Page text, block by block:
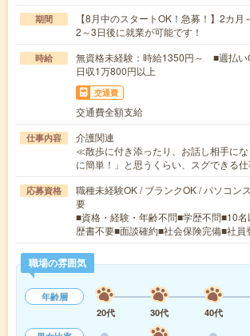
期間
【8月中のスタートOK！急募！】2カ
2～3日後に就業が可能です！
時給
無資格未経験：時給1350円～ ■週払
日収1万800円以上
交通費
交通費全額支給
仕事内容
介護関連
≪散歩に付き添ったり、お話し相手に
に簡単！」と思うくらい、スグできる
応募資格
職種未経験OK / ブランクOK / パソコン
要
■資格・経験・年齢不問■学歴不問■10
歴書不要■面談確約■社会保険完備■社
職場の雰囲気
年齢層
20代
30代 40代